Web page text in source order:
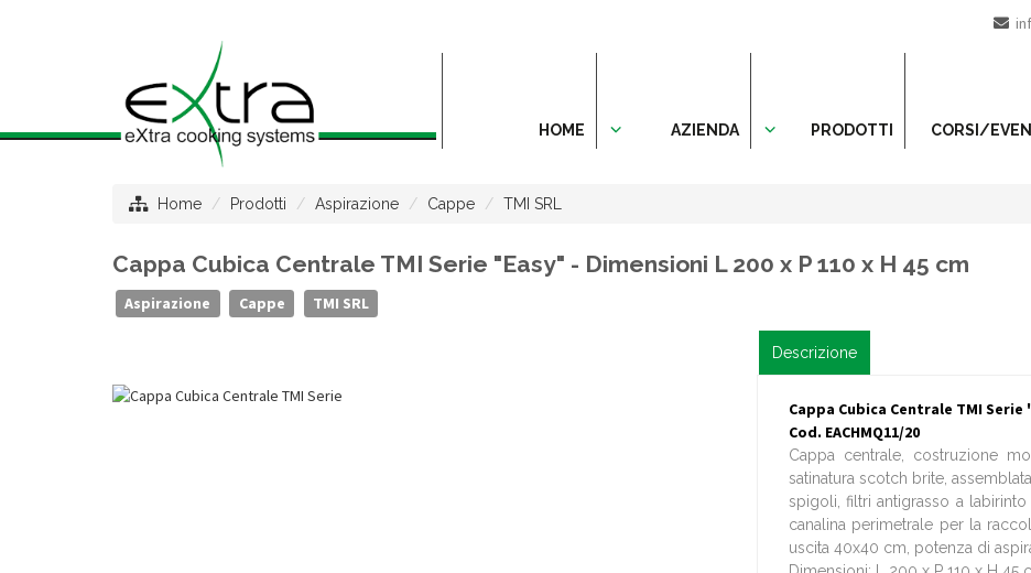
HOME AZIENDA PRODOTTI CORSI/
Home Prodotti Aspirazione Cappe TMI SRL
Cappa Cubica Centrale TMI Serie "Easy" - Dimensioni L 200 x P 110 x H 45 cm
Aspirazione Cappe TMI SRL
Descrizione
Cappa Cubica Centrale TMI Serie
Cod. EACHMQ11/20
Cappa centrale, costruzione
satinatura scotch brite,
spigoli, filtri antigrasso a
canalina perimetrale per la
uscita 40x40 cm, potenza di